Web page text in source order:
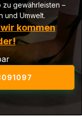
zu gewährleisten –
und Umwelt.
kommen